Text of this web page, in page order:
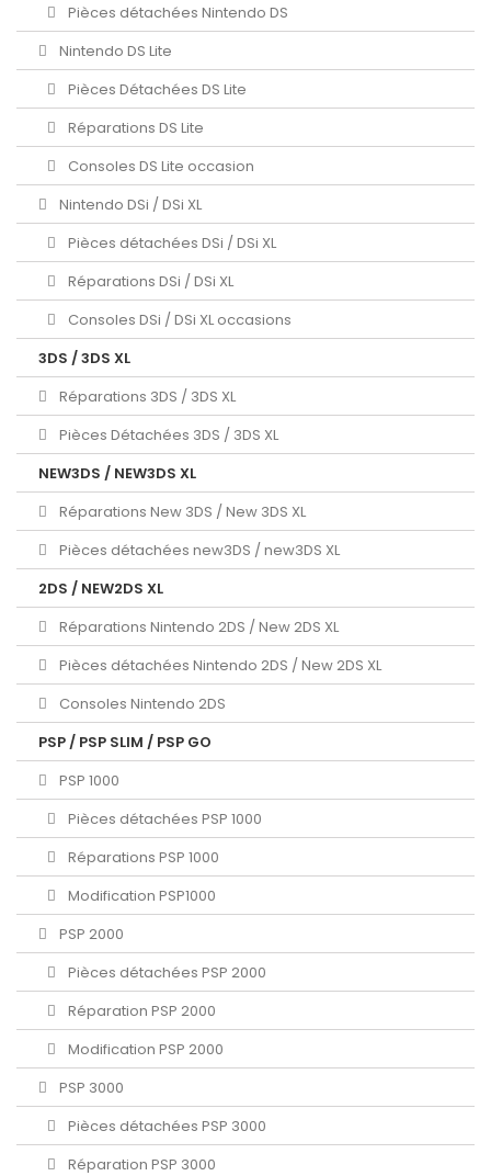
Pièces détachées Nintendo DS
Nintendo DS Lite
Pièces Détachées DS Lite
Réparations DS Lite
Consoles DS Lite occasion
Nintendo DSi / DSi XL
Pièces détachées DSi / DSi XL
Réparations DSi / DSi XL
Consoles DSi / DSi XL occasions
3DS / 3DS XL
Réparations 3DS / 3DS XL
Pièces Détachées 3DS / 3DS XL
NEW3DS / NEW3DS XL
Réparations New 3DS / New 3DS XL
Pièces détachées new3DS / new3DS XL
2DS / NEW2DS XL
Réparations Nintendo 2DS / New 2DS XL
Pièces détachées Nintendo 2DS / New 2DS XL
Consoles Nintendo 2DS
PSP / PSP SLIM / PSP GO
PSP 1000
Pièces détachées PSP 1000
Réparations PSP 1000
Modification PSP1000
PSP 2000
Pièces détachées PSP 2000
Réparation PSP 2000
Modification PSP 2000
PSP 3000
Pièces détachées PSP 3000
Réparation PSP 3000